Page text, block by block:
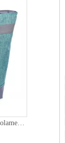
Borsa termica per alimenti con isolamento termico di grande capacità per picnic in campeggio